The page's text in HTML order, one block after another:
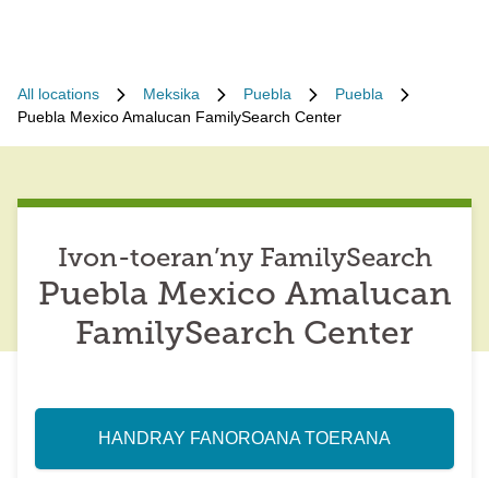
All locations Meksika Puebla
Puebla
Puebla Mexico Amalucan FamilySearch Center
Ivon-toeran’ny FamilySearch
Puebla Mexico Amalucan
FamilySearch Center
HANDRAY FANOROANA TOERANA